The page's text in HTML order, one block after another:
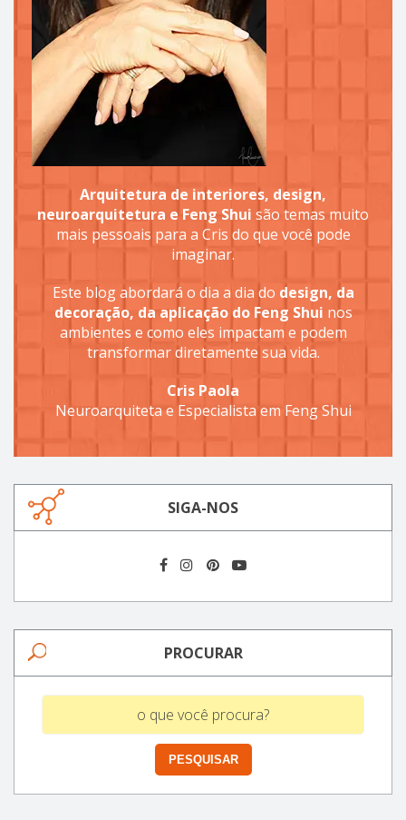
Arquitetura de interiores, design,
neuroarquitetura e Feng Shui são temas muito
mais pessoais para a Cris do que você pode
imaginar.
Este blog abordará o dia a dia do design, da
decoração, da aplicação do Feng Shui nos
ambientes e como eles impactam e podem
transformar diretamente sua vida.
Cris Paola
Neuroarquiteta e Especialista em Feng Shui
SIGA-NOS
PROCURAR